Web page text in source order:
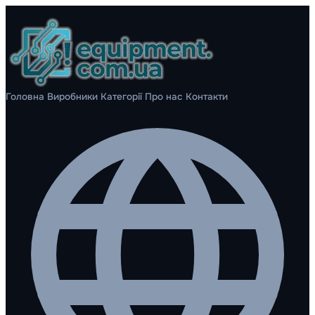
Головна Виробники Категорії Про нас Контакти